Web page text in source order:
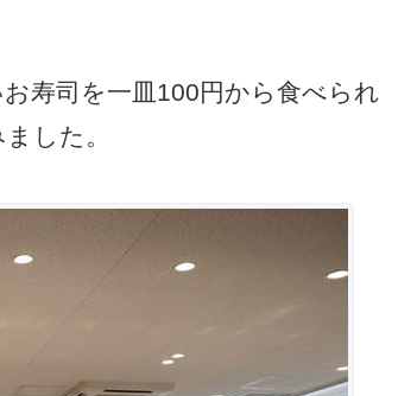
寿司を一皿100円から食べられ
した。